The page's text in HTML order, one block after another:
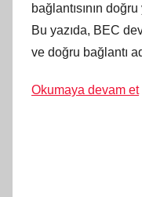
bağlantısının
Bu yazıda, BEC
ve doğru bağlantı
Okumaya devam et